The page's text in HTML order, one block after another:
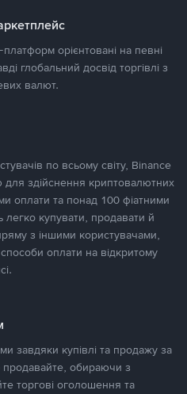
орієнтовані на певні
глобальний досвід торгівлі з
валют.
по всьому світу, Binance
здійснення криптовалютних
оплати та понад 100 фіатними
купувати, продавати й
з іншими користувачами,
оплати на відкритому
завдяки купівлі та продажу за
продавайте, обираючи з
торгові оголошення та